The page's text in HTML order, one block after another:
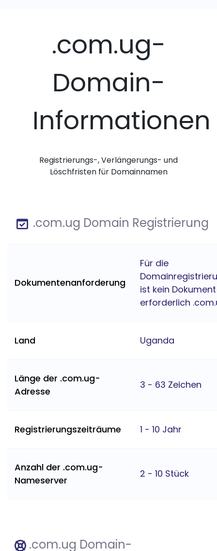
.com.ug-
Domain-
Informationen
Registrierungs-, Verlängerungs- und
Löschfristen für Domainnamen
.com.ug Domain Registrierung
Dokumentenanforderung
Für die
ist kein Dokument
erforderlich
Land Uganda
Länge der .com.ug-
Adresse
3 - 63 Zeichen
Registrierungszeiträume 1 - 10 Jahr
Anzahl der .com.ug-
Nameserver
2 - 10 Stück
.com.ug Domain-